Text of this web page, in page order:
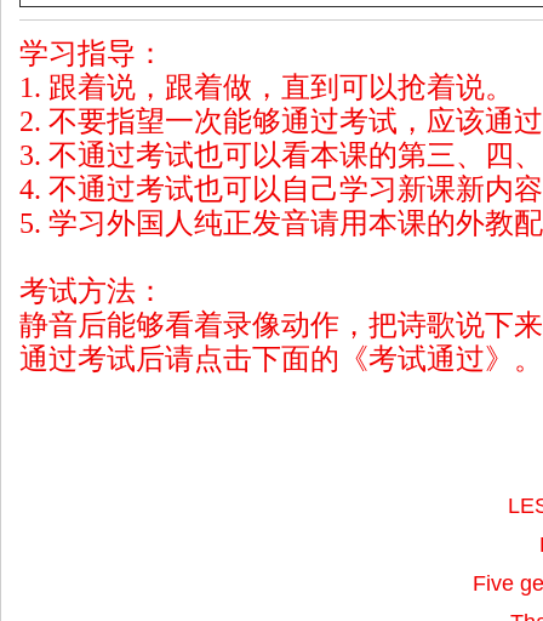
学习指导：
1. 跟着说，跟着做，直到可以抢着说。
2. 不要指望一次能够通过考试，应该通
3. 不通过考试也可以看本课的第三、四
4. 不通过考试也可以自己学习新课新内
5. 学习外国人纯正发音请用本课的外教
考试方法：
静音后能够看着录像动作，把诗歌说下
通过考试后请点击下面的《考试通过》。
Five